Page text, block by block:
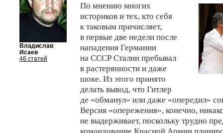
Владислав
Исаев
46 статей
По мнению многих
историков и тех, кто себя
к таковым причисляет,
в первые две недели после
нападения Германии
на СССР Сталин пребывал
в растерянности и даже
шоке. Из этого принято
делать вывод, что Гитлер
де «обманул» или даже «опередил»
Версия «опережения», конечно,
не выдерживает, поскольку трудно